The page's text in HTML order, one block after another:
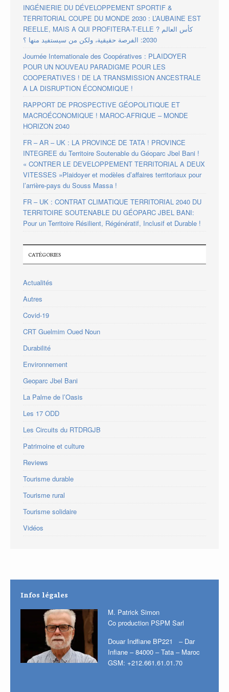
INGÉNIERIE DU DÉVELOPPEMENT SPORTIF &
TERRITORIAL COUPE DU MONDE 2030 : L’AUBAINE EST
REELLE, MAIS A QUI PROFITERA-T-ELLE ? كأس العالم
2030: الفرصة حقيقية، ولكن من سيستفيد منها ؟
Journée Internationale des Coopératives : PLAIDOYER
POUR UN NOUVEAU PARADIGME POUR LES
COOPERATIVES ! DE LA TRANSMISSION ANCESTRALE
A LA DISRUPTION ÉCONOMIQUE !
RAPPORT DE PROSPECTIVE GÉOPOLITIQUE ET
MACROÉCONOMIQUE ! MAROC-AFRIQUE – MONDE
HORIZON 2040
FR – AR – UK : LA PROVINCE DE TATA ! PROVINCE
INTEGREE du Territoire Soutenable du Géoparc Jbel Bani !
« CONTRER LE DEVELOPPEMENT TERRITORIAL A DEUX
VITESSES »Plaidoyer et modèles d’affaires territoriaux pour
l’arrière-pays du Souss Massa !
FR – UK : CONTRAT CLIMATIQUE TERRITORIAL 2040 DU
TERRITOIRE SOUTENABLE DU GÉOPARC JBEL BANI:
Pour un Territoire Résilient, Régénératif, Inclusif et Durable !
CATÉGORIES
Actualités
Autres
Covid-19
CRT Guelmim Oued Noun
Durabilité
Environnement
Geoparc Jbel Bani
La Palme de l’Oasis
Les 17 ODD
Les Circuits du RTDRGJB
Patrimoine et culture
Reviews
Tourisme durable
Tourisme rural
Tourisme solidaire
Vidéos
Infos légales
M. Patrick Simon
Co production PSPM Sarl
Douar Indfiane BP221 – Dar
Infiane – 84000 – Tata – Maroc
GSM: +212.661.61.01.70